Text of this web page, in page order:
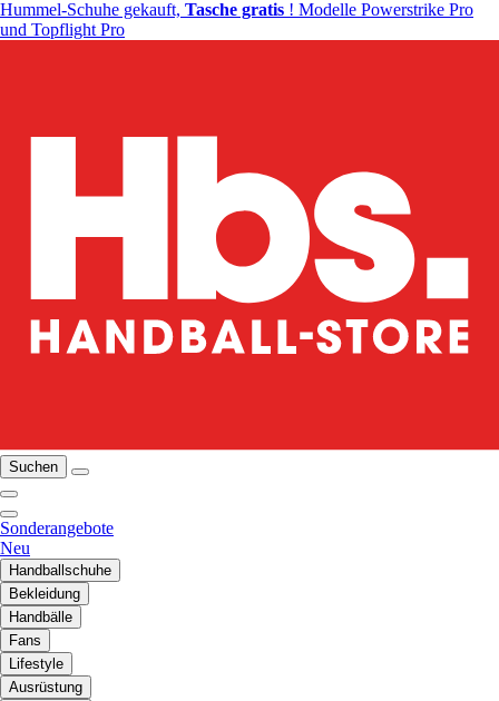
Hummel-Schuhe gekauft, Tasche gratis ! Modelle Powerstrike Pro
und Topflight Pro
Suchen
Sonderangebote
Neu
Handballschuhe
Bekleidung
Handbälle
Fans
Lifestyle
Ausrüstung